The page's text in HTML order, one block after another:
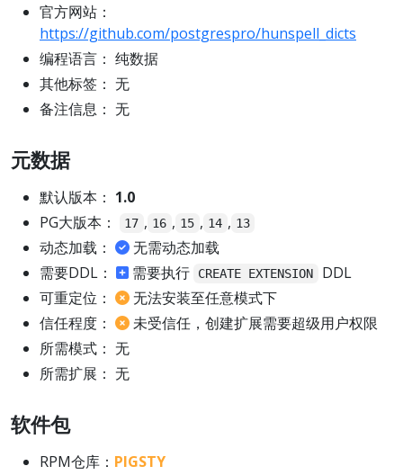
官方网站：
https://github.com/postgrespro/hunspell_dicts
编程语言： 纯数据
其他标签： 无
备注信息： 无
元数据
默认版本： 1.0
PG大版本：
17 , 16 , 15 , 14 , 13
动态加载：
无需动态加载
需要DDL：
需要执行 CREATE EXTENSION
DDL
可重定位：
无法安装至任意模式下
信任程度：
未受信任，创建扩展需要超级用户权限
所需模式： 无
所需扩展： 无
软件包
RPM仓库： PIGSTY